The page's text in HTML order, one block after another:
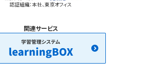
認証組織：本社、東京オフィス
関連サービス